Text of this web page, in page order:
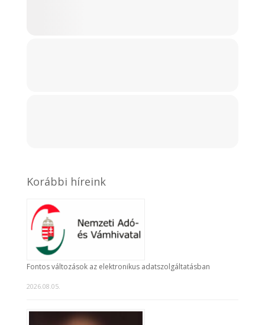
Korábbi híreink
Fontos változások az elektronikus adatszolgáltatásban
2026.08.05.